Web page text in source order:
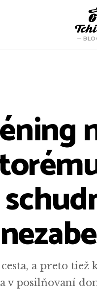
a preto
v posilňovaní